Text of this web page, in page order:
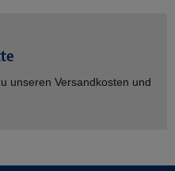
unseren Versandkosten und